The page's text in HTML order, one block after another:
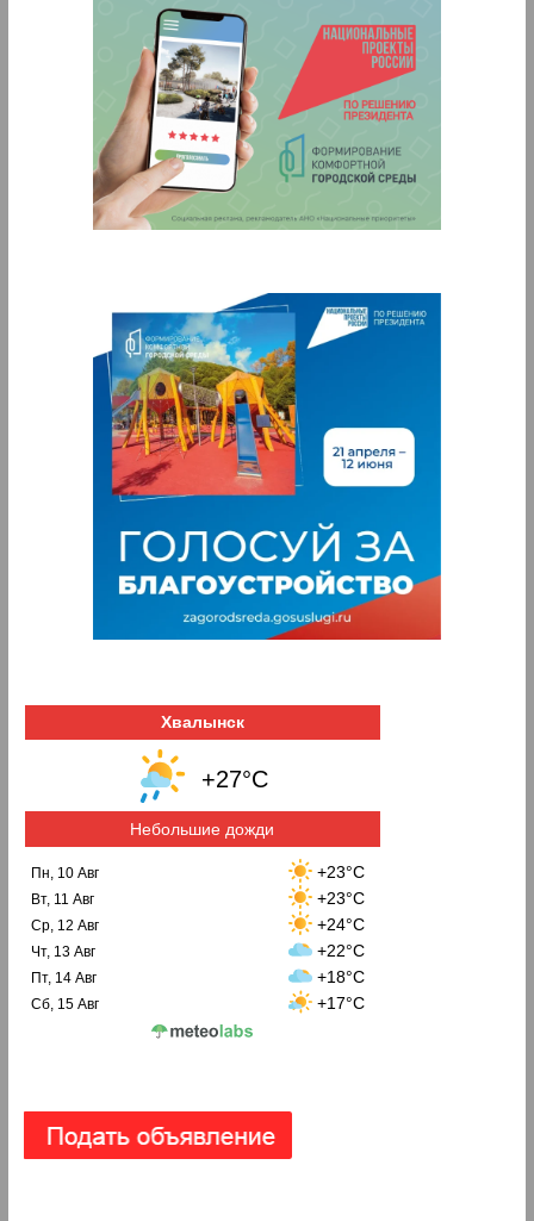
Хвалынск
+27°C
Небольшие дожди
Пн, 10 Авг +23°C
Вт, 11 Авг +23°C
Ср, 12 Авг +24°C
Чт, 13 Авг +22°C
Пт, 14 Авг +18°C
Сб, 15 Авг +17°C